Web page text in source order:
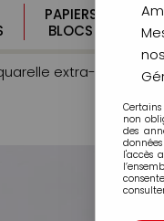
PAPIERS
BLOCS
extra-fine
Certains
non
des
l'accès